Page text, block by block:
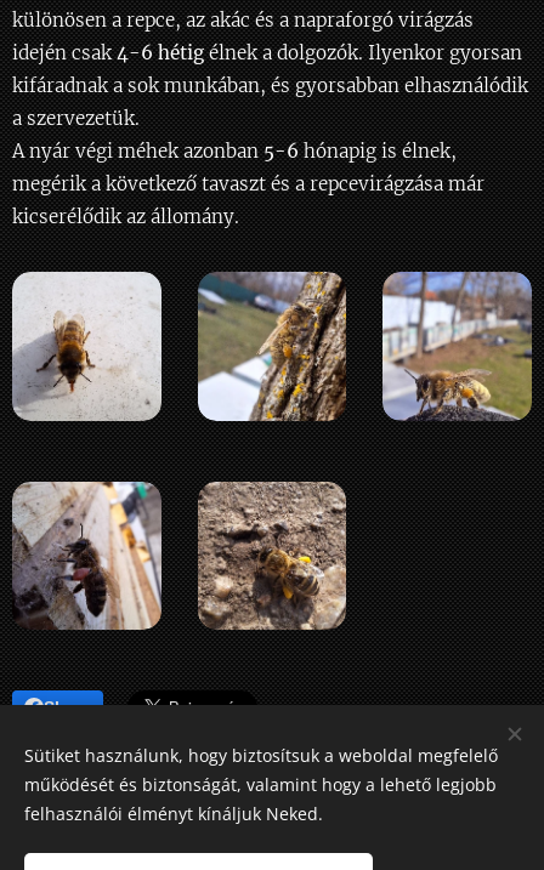
különösen a repce, az akác és a napraforgó virágzás
idején csak4-6 hétigélnek a dolgozók. Ilyenkor gyorsan
kifáradnak a sok munkában, és gyorsabban elhasználódik
a szervezetük.
A nyár végi méhek azonban5-6hónapig is élnek,
megérik a következő tavaszt és a repcevirágzása már
kicserélődik az állomány.
Share
Mészáros Angéla méhész
Sütiket használunk, hogy biztosítsuk a weboldal megfelelő
működését és biztonságát, valamint hogy a lehető legjobb
felhasználói élményt kínáljuk Neked.